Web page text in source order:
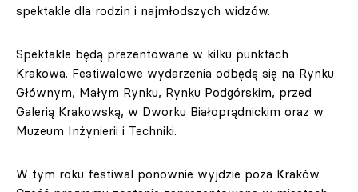
spektakle dla rodzin i najmłodszych widzów.
Spektakle będą prezentowane w kilku punktach
Krakowa. Festiwalowe wydarzenia odbędą się na Rynku
Głównym, Małym Rynku, Rynku Podgórskim, przed
Galerią Krakowską, w Dworku Białoprądnickim oraz w
Muzeum Inżynierii i Techniki.
W tym roku festiwal ponownie wyjdzie poza Kraków.